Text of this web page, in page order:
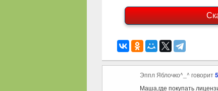
Эппл Яблочко^_^ говорит
Маша,где покупать